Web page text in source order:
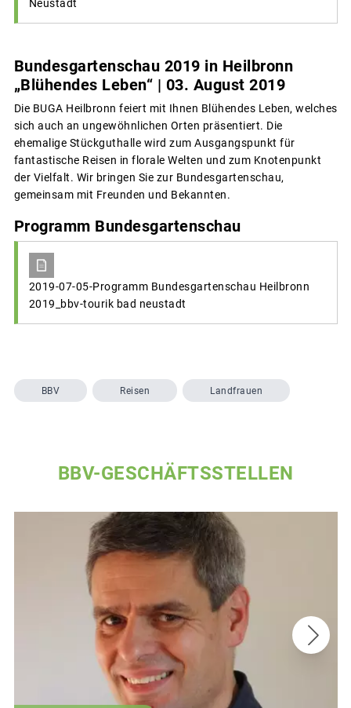
Neustadt
Bundesgartenschau 2019 in Heilbronn
„Blühendes Leben“ | 03. August 2019
Die BUGA Heilbronn feiert mit Ihnen Blühendes Leben, welches
sich auch an ungewöhnlichen Orten präsentiert. Die
ehemalige Stückguthalle wird zum Ausgangspunkt für
fantastische Reisen in florale Welten und zum Knotenpunkt
der Vielfalt. Wir bringen Sie zur Bundesgartenschau,
gemeinsam mit Freunden und Bekannten.
Programm Bundesgartenschau
2019-07-05-Programm Bundesgartenschau Heilbronn
2019_bbv-tourik bad neustadt
BBV Reisen Landfrauen
BBV-GESCHÄFTSSTELLEN